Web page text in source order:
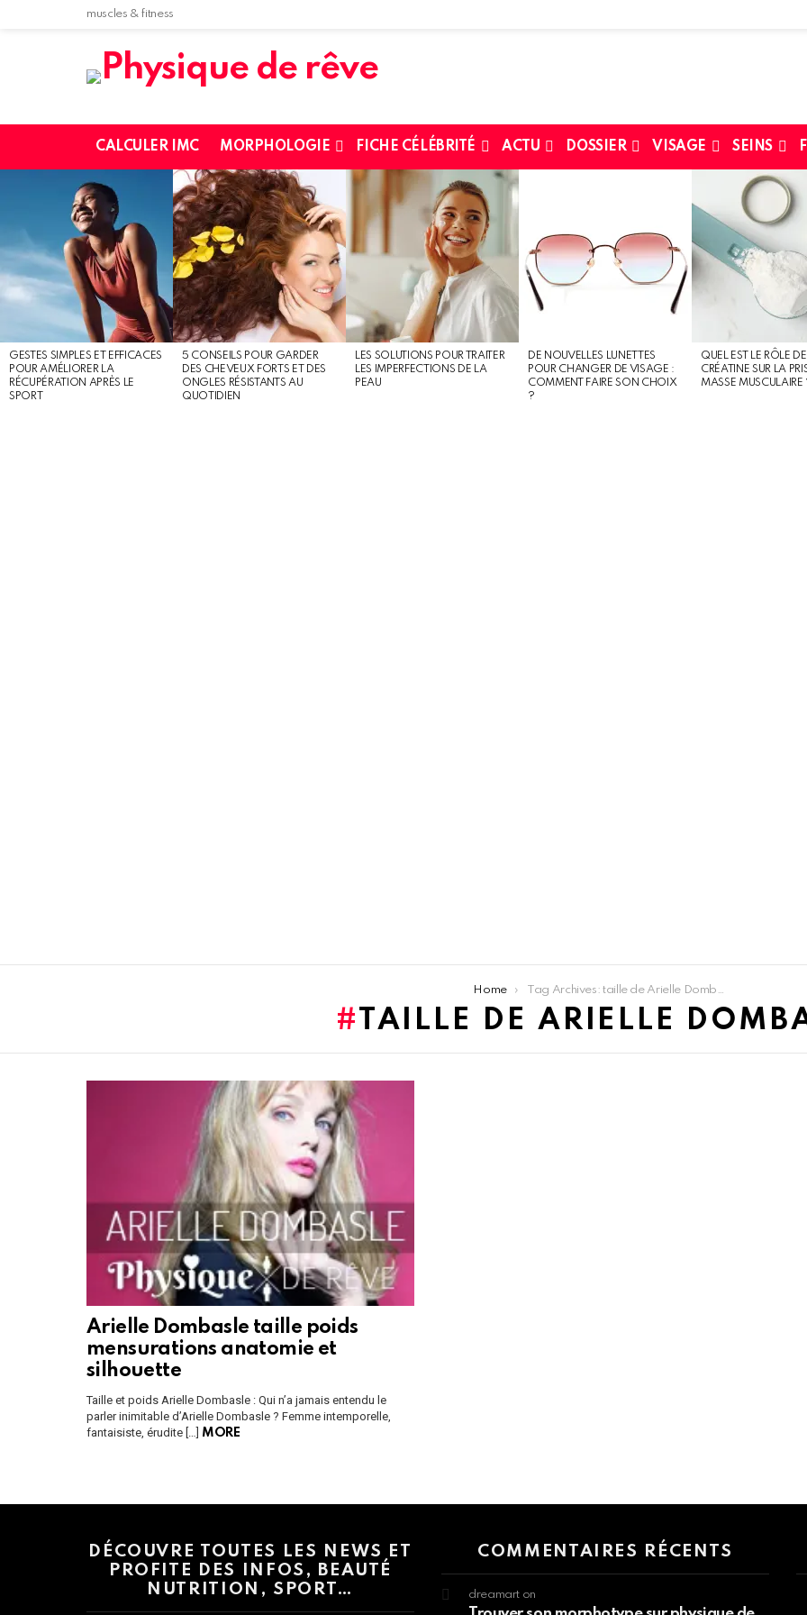
muscles & fitness
CALCULER IMC MORPHOLOGIE FICHE CÉLÉBRITÉ ACTU DOSSIER VISAGE SEINS
GESTES SIMPLES ET EFFICACES
POUR AMÉLIORER LA
RÉCUPÉRATION APRÈS LE
SPORT
5 CONSEILS POUR GARDER
DES CHEVEUX FORTS ET DES
ONGLES RÉSISTANTS AU
QUOTIDIEN
LES SOLUTIONS POUR TRAITER
LES IMPERFECTIONS DE LA
PEAU
DE NOUVELLES LUNETTES
POUR CHANGER DE VISAGE :
COMMENT FAIRE SON CHOIX
?
QUEL EST LE RÔLE
CRÉATINE SUR LA
MASSE MUSCULAIRE
Home Tag Archives: taille de Arielle Dombasle
TAILLE DE ARIELLE
Arielle Dombasle taille poids
mensurations anatomie et
silhouette
Taille et poids Arielle Dombasle : Qui n’a jamais entendu le
parler inimitable d’Arielle Dombasle ? Femme intemporelle,
fantaisiste, érudite […] MORE
DÉCOUVRE TOUTES LES NEWS ET
PROFITE DES INFOS, BEAUTÉ
NUTRITION, SPORT…
COMMENTAIRES RÉCENTS
dreamart on